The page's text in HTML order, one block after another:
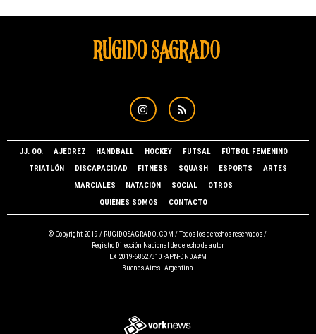
JJ. OO. AJEDREZ HANDBALL HOCKEY FUTSAL
FÚTBOL FEMENINO
TRIATLÓN
DISCAPACIDAD FITNESS SQUASH ESPORTS
ARTES
MARCIALES
NATACIÓN SOCIAL
OTROS
QUIÉNES SOMOS
CONTACTO
© Copyright 2019 / RUGIDOSAGRADO.COM / Todos los derechos reservados /
Registro Dirección Nacional de derecho de autor
EX 2019-68527310 -APN-DNDA#M
Buenos Aires - Argentina